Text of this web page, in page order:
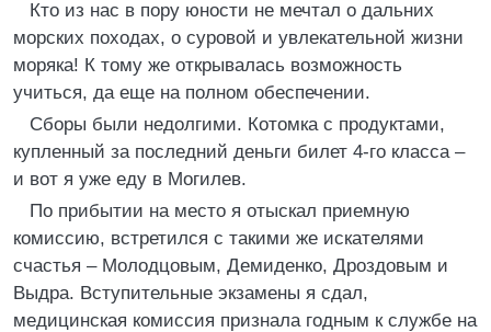
Кто из нас в пору юности не мечтал о дальних
морских походах, о суровой и увлекательной жизни
моряка! К тому же открывалась возможность
учиться, да еще на полном обеспечении.
Сборы были недолгими. Котомка с продуктами,
купленный за последний деньги билет 4-го класса –
и вот я уже еду в Могилев.
По прибытии на место я отыскал приемную
комиссию, встретился с такими же искателями
счастья – Молодцовым, Демиденко, Дроздовым и
Выдра. Вступительные экзамены я сдал,
медицинская комиссия признала годным к службе на